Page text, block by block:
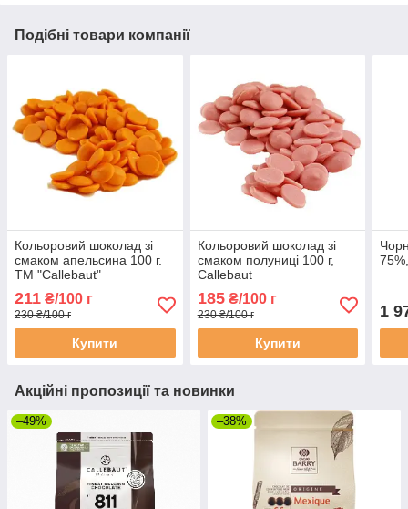
Подібні товари компанії
Кольоровий шоколад зі
смаком апельсина 100 г.
ТМ "Callebaut"
211 ₴/100 г
230 ₴/100 г
Купити
Кольоровий шоколад зі
смаком полуниці 100 г,
Callebaut
185₴/100 г
230 ₴/100 г
Купити
1
Акційні пропозиції та новинки
–49% –38%